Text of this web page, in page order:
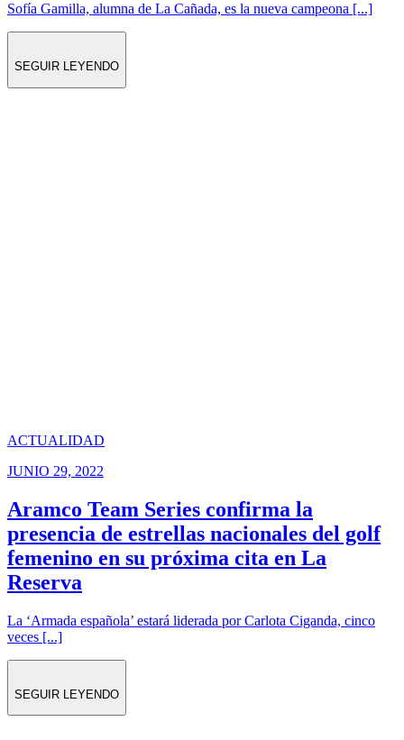
Sofía Gamilla, alumna de La Cañada, es la nueva campeona [...]
SEGUIR LEYENDO
ACTUALIDAD
JUNIO 29, 2022
Aramco Team Series confirma la
presencia de estrellas nacionales del golf
femenino en su próxima cita en La
Reserva
La ‘Armada española’ estará liderada por Carlota Ciganda, cinco
veces [...]
SEGUIR LEYENDO